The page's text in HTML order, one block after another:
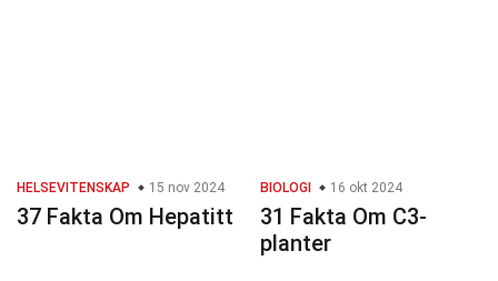
HELSEVITENSKAP 15 nov 2024
37 Fakta Om Hepatitt
BIOLOGI 16 okt 2024
31 Fakta Om C3-
planter